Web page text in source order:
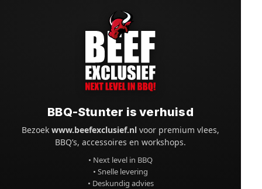
BBQ-Stunter is verhuisd
Bezoekwww.beefexclusief.nl voor premium vlees,
BBQ’s, accessoires en workshops.
• Next level in BBQ
• Snelle levering
• Deskundig advies